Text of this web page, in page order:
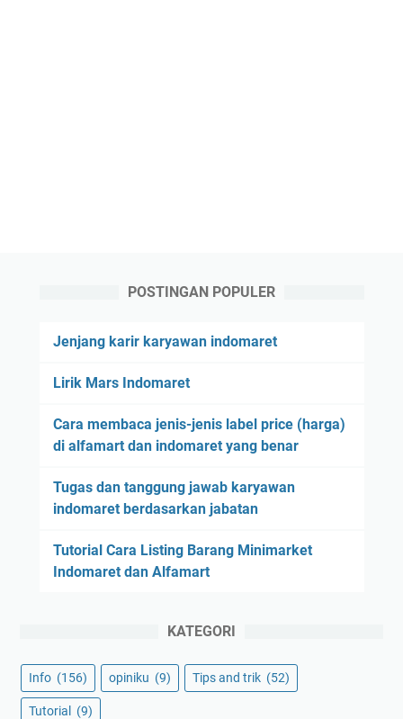
POSTINGAN POPULER
Jenjang karir karyawan indomaret
Lirik Mars Indomaret
Cara membaca jenis-jenis label price (harga)
di alfamart dan indomaret yang benar
Tugas dan tanggung jawab karyawan
indomaret berdasarkan jabatan
Tutorial Cara Listing Barang Minimarket
Indomaret dan Alfamart
KATEGORI
Info (156) opiniku (9) Tips and trik (52)
Tutorial (9)